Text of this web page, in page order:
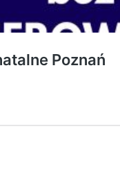
Poznań